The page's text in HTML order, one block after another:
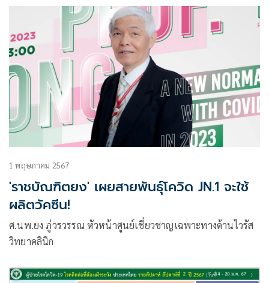
การติดเชื้อโควิด 19 แล้ว
1 พฤษภาคม 2567
'ราชบัณฑิตยง' เผยสายพันธุ์โควิด JN.1 จะใช้
ผลิตวัคซีน!
ศ.นพ.ยง ภู่วรวรรณ หัวหน้าศูนย์เชี่ยวชาญเฉพาะทางด้านไวรัส
วิทยาคลินิก